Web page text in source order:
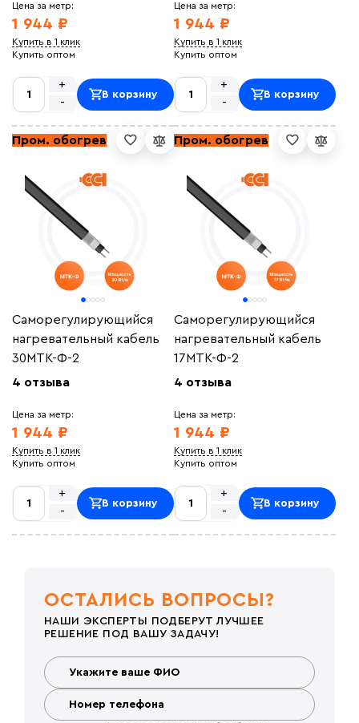
Цена за метр:
1 944 ₽
Купить в 1 клик
Купить оптом
-
+
В корзину
Цена за метр:
1 944 ₽
Купить в 1 клик
Купить оптом
-
+
В корзину
Пром. обогрев
Саморегулирующийся
нагревательный кабель
30МТК-Ф-2
4 отзыва
Цена за метр:
1 944 ₽
Купить в 1 клик
Купить оптом
-
+
В корзину
Пром. обогрев
Саморегулирующийся
нагревательный кабель
17МТК-Ф-2
4 отзыва
Цена за метр:
1 944 ₽
Купить в 1 клик
Купить оптом
-
+
В корзину
ОСТАЛИСЬ ВОПРОСЫ?
НАШИ ЭКСПЕРТЫ ПОДБЕРУТ ЛУЧШЕЕ
РЕШЕНИЕ ПОД ВАШУ ЗАДАЧУ!